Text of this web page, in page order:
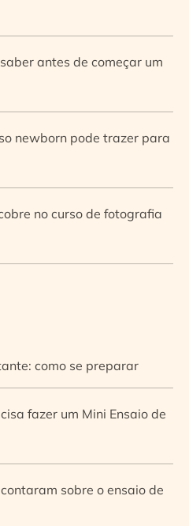
antes de começar um
newborn pode trazer para
no curso de fotografia
como se preparar
fazer um Mini Ensaio de
sobre o ensaio de